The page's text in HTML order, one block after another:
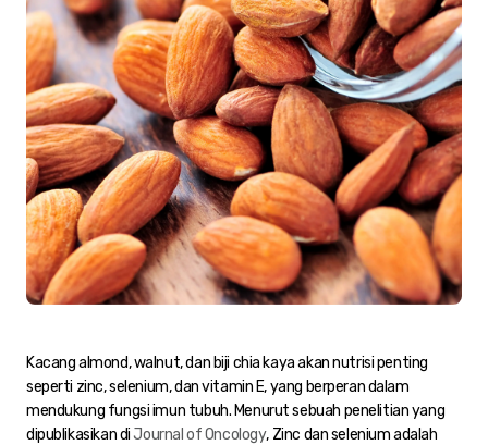
Kacang almond, walnut, dan biji chia kaya akan nutrisi penting
seperti zinc, selenium, dan vitamin E, yang berperan dalam
mendukung fungsi imun tubuh. Menurut sebuah penelitian yang
dipublikasikan diJournal of Oncology, Zinc dan selenium adalah